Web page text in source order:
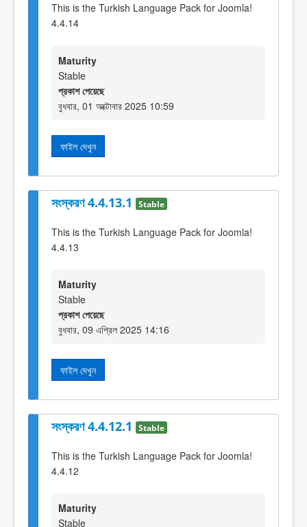
This is the Turkish Language Pack for Joomla!
4.4.14
Maturity
Stable
প্রকাশ পেয়েছে
বুধবার, 01 অক্টোবার 2025 10:59
ফাইল দেখুন
সংস্করণ 4.4.13.1 Stable
This is the Turkish Language Pack for Joomla!
4.4.13
Maturity
Stable
প্রকাশ পেয়েছে
বুধবার, 09 এপ্রিল 2025 14:16
ফাইল দেখুন
সংস্করণ 4.4.12.1 Stable
This is the Turkish Language Pack for Joomla!
4.4.12
Maturity
Stable